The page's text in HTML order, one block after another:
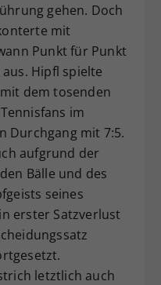
gehen. Doch
mit
Punkt für Punkt
Hipfl spielte
dem tosenden
im
Durchgang mit 7:5.
aufgrund der
Bälle und des
seines
erster Satzverlust
letztlich auch